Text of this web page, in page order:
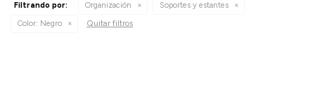
Filtrando por: Organización
Soportes y estantes
Color: Negro Quitar filtros